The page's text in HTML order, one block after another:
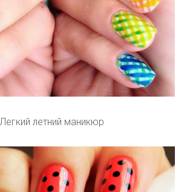
Легкий летний маникюр